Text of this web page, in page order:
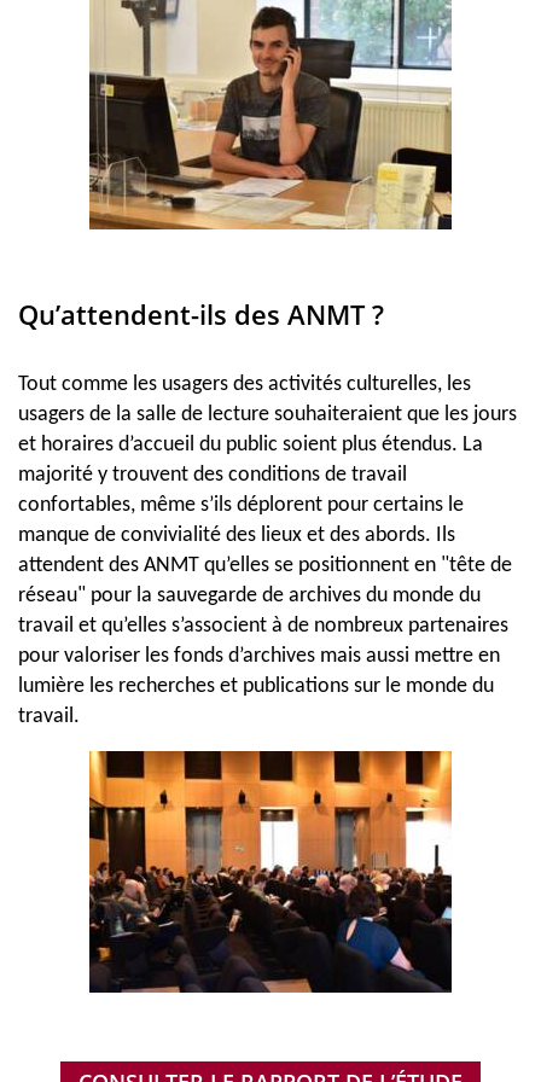
Qu’attendent-ils des ANMT ?
Tout comme les usagers des activités culturelles, les
usagers de la salle de lecture souhaiteraient que les jours
et horaires d’accueil du public soient plus étendus. La
majorité y trouvent des conditions de travail
confortables, même s’ils déplorent pour certains le
manque de convivialité des lieux et des abords. Ils
attendent des ANMT qu’elles se positionnent en "tête de
réseau" pour la sauvegarde de archives du monde du
travail et qu’elles s’associent à de nombreux partenaires
pour valoriser les fonds d’archives mais aussi mettre en
lumière les recherches et publications sur le monde du
travail.